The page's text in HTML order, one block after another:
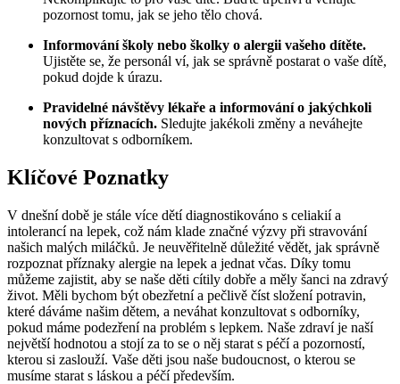
pozornost tomu, jak se jeho tělo chová.
Informování školy nebo školky o alergii vašeho dítěte.
Ujistěte se, že personál ví, jak se správně postarat o vaše dítě,
pokud dojde k úrazu.
Pravidelné návštěvy lékaře a informování o jakýchkoli
nových příznacích. Sledujte jakékoli změny a neváhejte
konzultovat s odborníkem.
Klíčové Poznatky
V dnešní době je stále více dětí diagnostikováno s celiakií a
intolerancí na lepek, což nám klade značné výzvy při stravování
našich malých miláčků. Je neuvěřitelně důležité vědět, jak správně
rozpoznat příznaky alergie na lepek a jednat včas. Díky tomu
můžeme zajistit, aby se naše děti cítily dobře a měly šanci na zdravý
život. Měli bychom být obezřetní a pečlivě číst složení potravin,
které dáváme našim dětem, a neváhat konzultovat s odborníky,
pokud máme podezření na problém s lepkem. Naše zdraví je naší
největší hodnotou a stojí za to se o něj starat s péčí a pozorností,
kterou si zaslouží. Vaše děti jsou naše budoucnost, o kterou se
musíme starat s láskou a péčí především.